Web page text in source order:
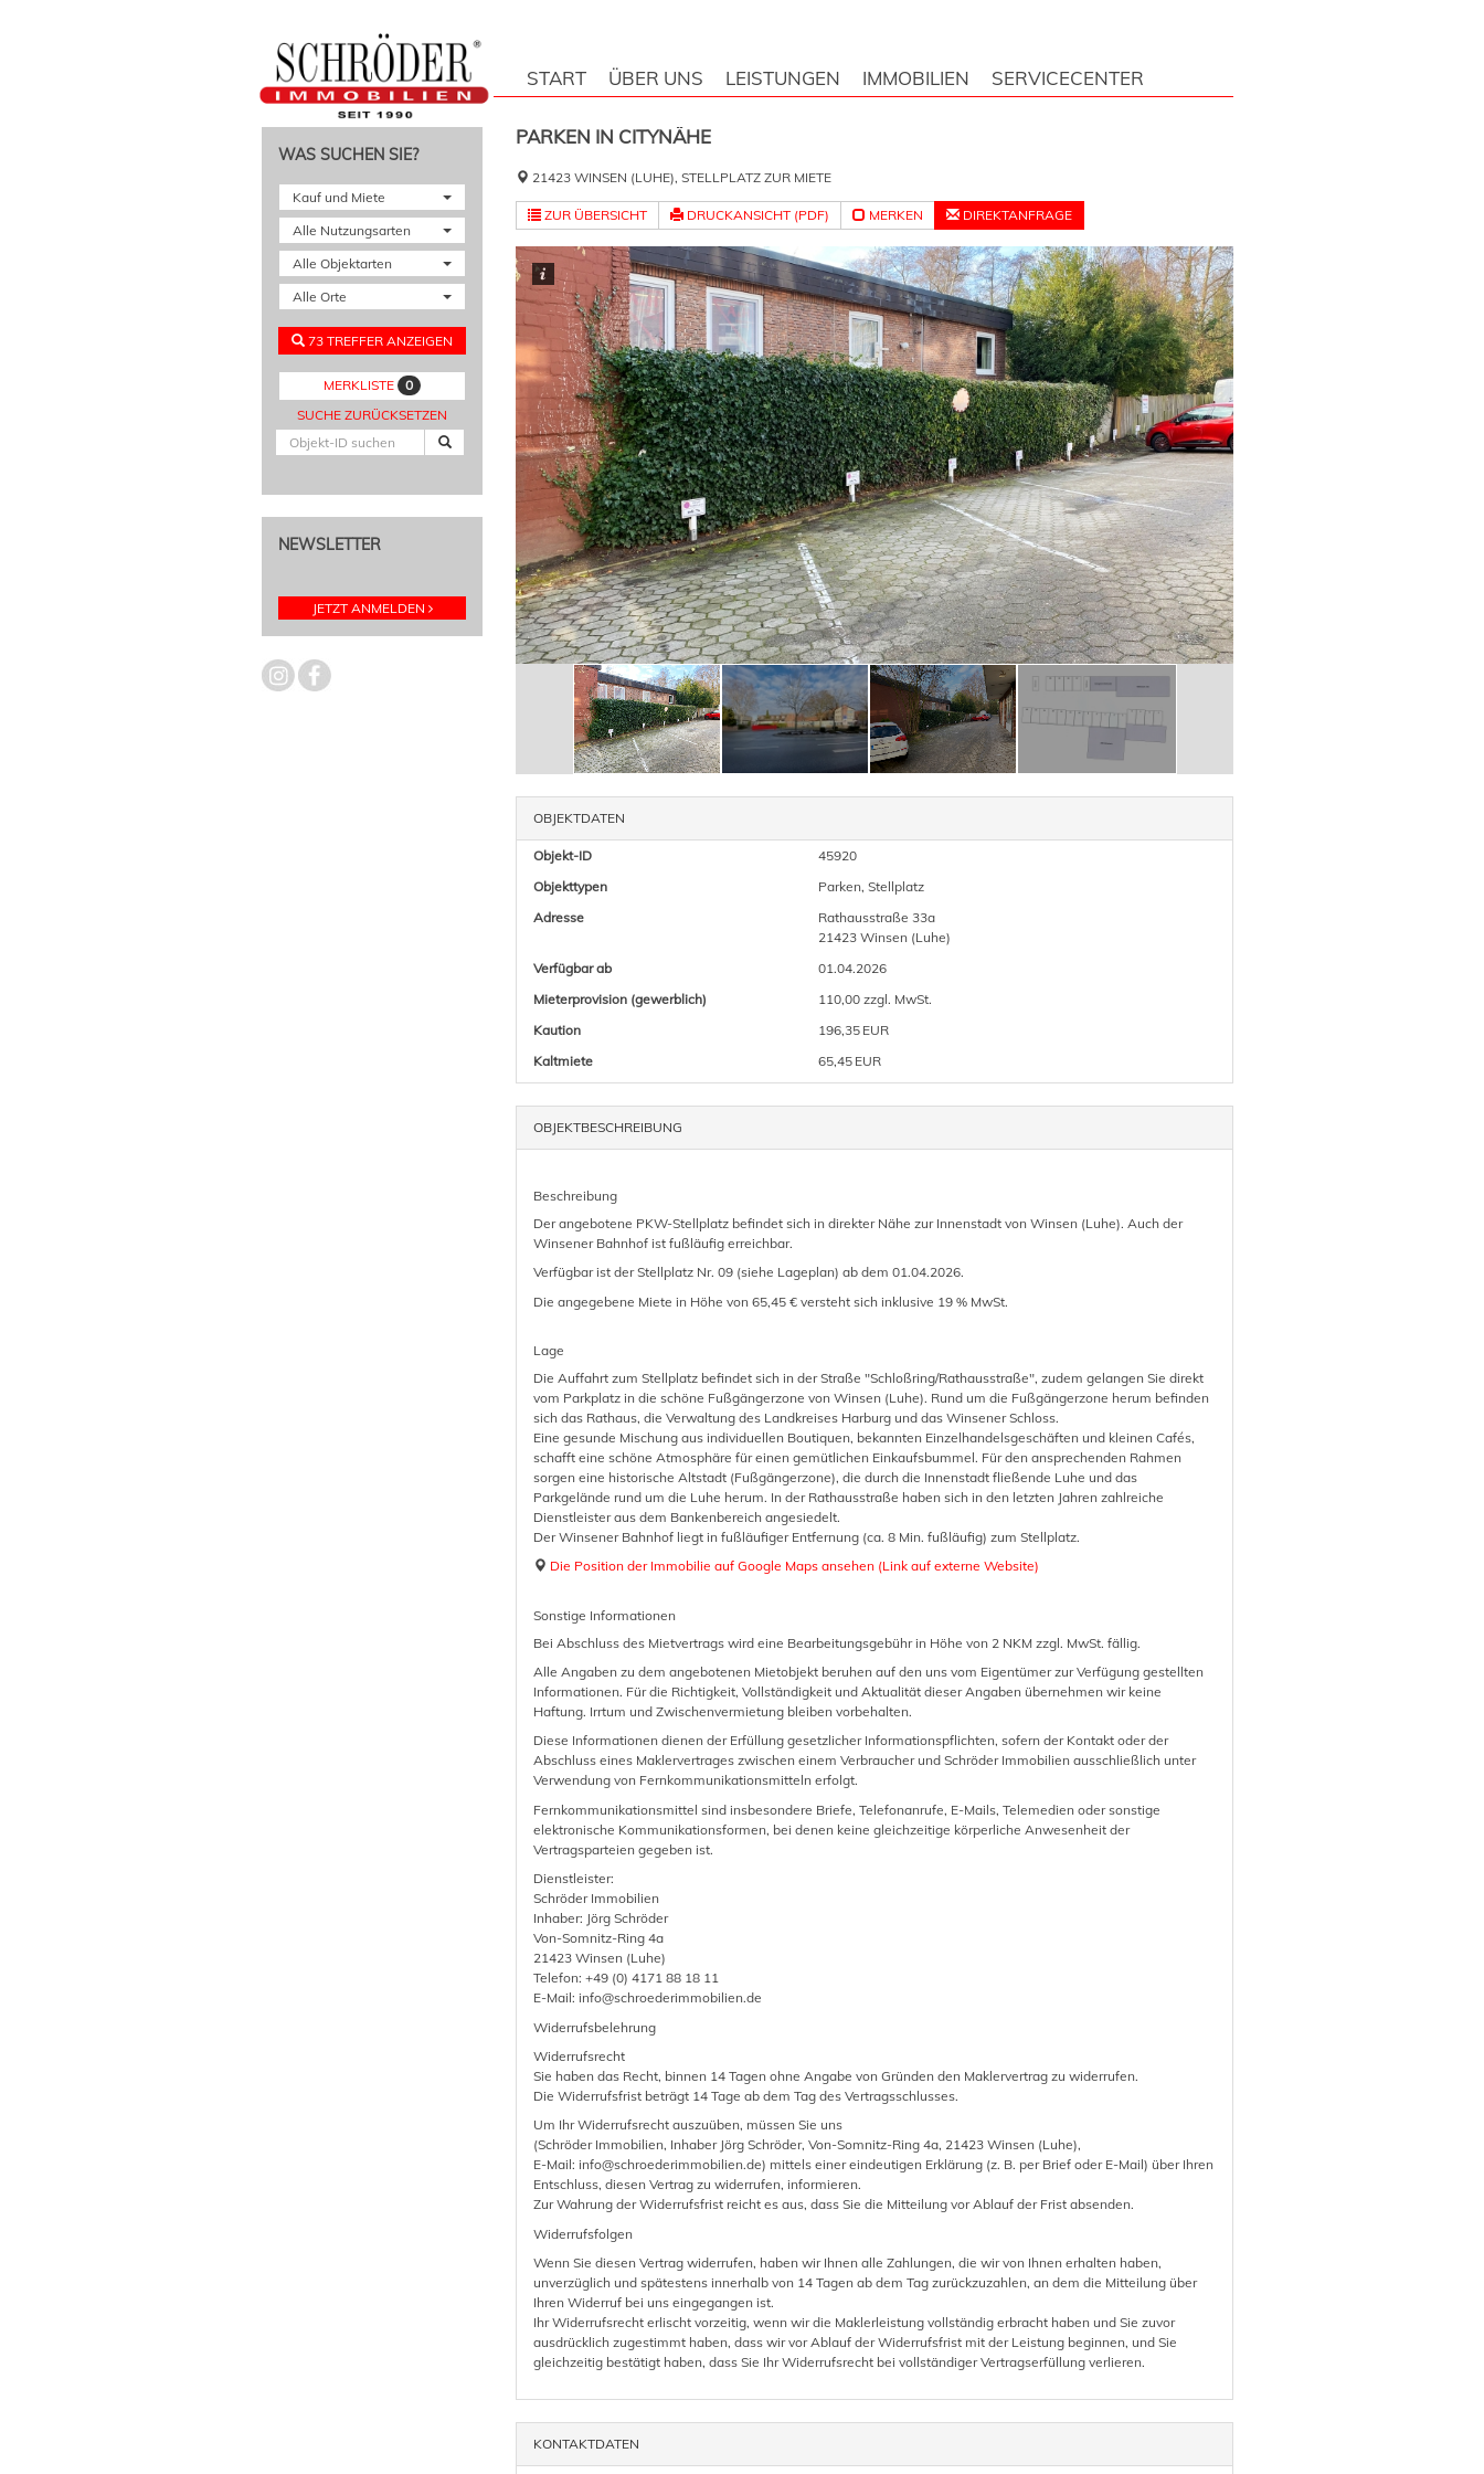
START ÜBER UNS LEISTUNGEN IMMOBILIEN SERVICECENTER
PARKEN IN CITYNÄHE
21423 WINSEN (LUHE), STELLPLATZ ZUR MIETE
ZUR ÜBERSICHT DRUCKANSICHT (PDF) MERKEN DIREKTANFRAGE
OBJEKTDATEN
Objekt-ID
45920
Objekttypen
Parken, Stellplatz
Adresse
Rathausstraße 33a
21423 Winsen (Luhe)
Verfügbar ab
01.04.2026
Mieter­provision (gewerblich)
110,00 zzgl. MwSt.
Kaution
196,35 EUR
Kaltmiete
65,45 EUR
OBJEKT­BESCHREIBUNG
Beschreibung
Der angebotene PKW-Stellplatz befindet sich in direkter Nähe zur Innenstadt von Winsen (Luhe). Auch der
Winsener Bahnhof ist fußläufig erreichbar.
Verfügbar ist der Stellplatz Nr. 09 (siehe Lageplan) ab dem 01.04.2026.
Die angegebene Miete in Höhe von 65,45 € versteht sich inklusive 19 % MwSt.
Lage
Die Auffahrt zum Stellplatz befindet sich in der Straße "Schloßring/Rathausstraße", zudem gelangen Sie direkt
vom Parkplatz in die schöne Fußgängerzone von Winsen (Luhe). Rund um die Fußgängerzone herum befinden
sich das Rathaus, die Verwaltung des Landkreises Harburg und das Winsener Schloss.
Eine gesunde Mischung aus individuellen Boutiquen, bekannten Einzelhandelsgeschäften und kleinen Cafés,
schafft eine schöne Atmosphäre für einen gemütlichen Einkaufsbummel. Für den ansprechenden Rahmen
sorgen eine historische Altstadt (Fußgängerzone), die durch die Innenstadt fließende Luhe und das
Parkgelände rund um die Luhe herum. In der Rathausstraße haben sich in den letzten Jahren zahlreiche
Dienstleister aus dem Bankenbereich angesiedelt.
Der Winsener Bahnhof liegt in fußläufiger Entfernung (ca. 8 Min. fußläufig) zum Stellplatz.
Die Position der Immobilie auf Google Maps ansehen (Link auf externe Website)
Sonstige Informationen
Bei Abschluss des Mietvertrags wird eine Bearbeitungsgebühr in Höhe von 2 NKM zzgl. MwSt. fällig.
Alle Angaben zu dem angebotenen Mietobjekt beruhen auf den uns vom Eigentümer zur Verfügung gestellten
Informationen. Für die Richtigkeit, Vollständigkeit und Aktualität dieser Angaben übernehmen wir keine
Haftung. Irrtum und Zwischenvermietung bleiben vorbehalten.
Diese Informationen dienen der Erfüllung gesetzlicher Informationspflichten, sofern der Kontakt oder der
Abschluss eines Maklervertrages zwischen einem Verbraucher und Schröder Immobilien ausschließlich unter
Verwendung von Fernkommunikationsmitteln erfolgt.
Fernkommunikationsmittel sind insbesondere Briefe, Telefonanrufe, E-Mails, Telemedien oder sonstige
elektronische Kommunikationsformen, bei denen keine gleichzeitige körperliche Anwesenheit der
Vertragsparteien gegeben ist.
Dienstleister:
Schröder Immobilien
Inhaber: Jörg Schröder
Von-Somnitz-Ring 4a
21423 Winsen (Luhe)
Telefon: +49 (0) 4171 88 18 11
E-Mail: info@schroederimmobilien.de
Widerrufsbelehrung
Widerrufsrecht
Sie haben das Recht, binnen 14 Tagen ohne Angabe von Gründen den Maklervertrag zu widerrufen.
Die Widerrufsfrist beträgt 14 Tage ab dem Tag des Vertragsschlusses.
Um Ihr Widerrufsrecht auszuüben, müssen Sie uns
(Schröder Immobilien, Inhaber Jörg Schröder, Von-Somnitz-Ring 4a, 21423 Winsen (Luhe),
E-Mail: info@schroederimmobilien.de) mittels einer eindeutigen Erklärung (z. B. per Brief oder E-Mail) über Ihren
Entschluss, diesen Vertrag zu widerrufen, informieren.
Zur Wahrung der Widerrufsfrist reicht es aus, dass Sie die Mitteilung vor Ablauf der Frist absenden.
Widerrufsfolgen
Wenn Sie diesen Vertrag widerrufen, haben wir Ihnen alle Zahlungen, die wir von Ihnen erhalten haben,
unverzüglich und spätestens innerhalb von 14 Tagen ab dem Tag zurückzuzahlen, an dem die Mitteilung über
Ihren Widerruf bei uns eingegangen ist.
Ihr Widerrufsrecht erlischt vorzeitig, wenn wir die Maklerleistung vollständig erbracht haben und Sie zuvor
ausdrücklich zugestimmt haben, dass wir vor Ablauf der Widerrufsfrist mit der Leistung beginnen, und Sie
gleichzeitig bestätigt haben, dass Sie Ihr Widerrufsrecht bei vollständiger Vertragserfüllung verlieren.
KONTAKTDATEN
WAS SUCHEN SIE?
Kauf und Miete
Alle Nutzungsarten
Alle Objektarten
Alle Orte
73 TREFFER ANZEIGEN
MERKLISTE
0
SUCHE ZURÜCKSETZEN
NEWSLETTER
JETZT ANMELDEN